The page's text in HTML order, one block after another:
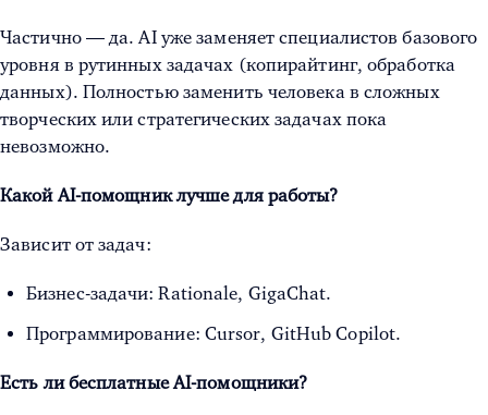
Частично — да. AI уже заменяет специалистов базового
уровня в рутинных задачах (копирайтинг, обработка
данных). Полностью заменить человека в сложных
творческих или стратегических задачах пока
невозможно.
Какой AI-помощник лучше для работы?
Зависит от задач:
Бизнес-задачи: Rationale, GigaChat.
Программирование: Cursor, GitHub Copilot.
Есть ли бесплатные AI-помощники?